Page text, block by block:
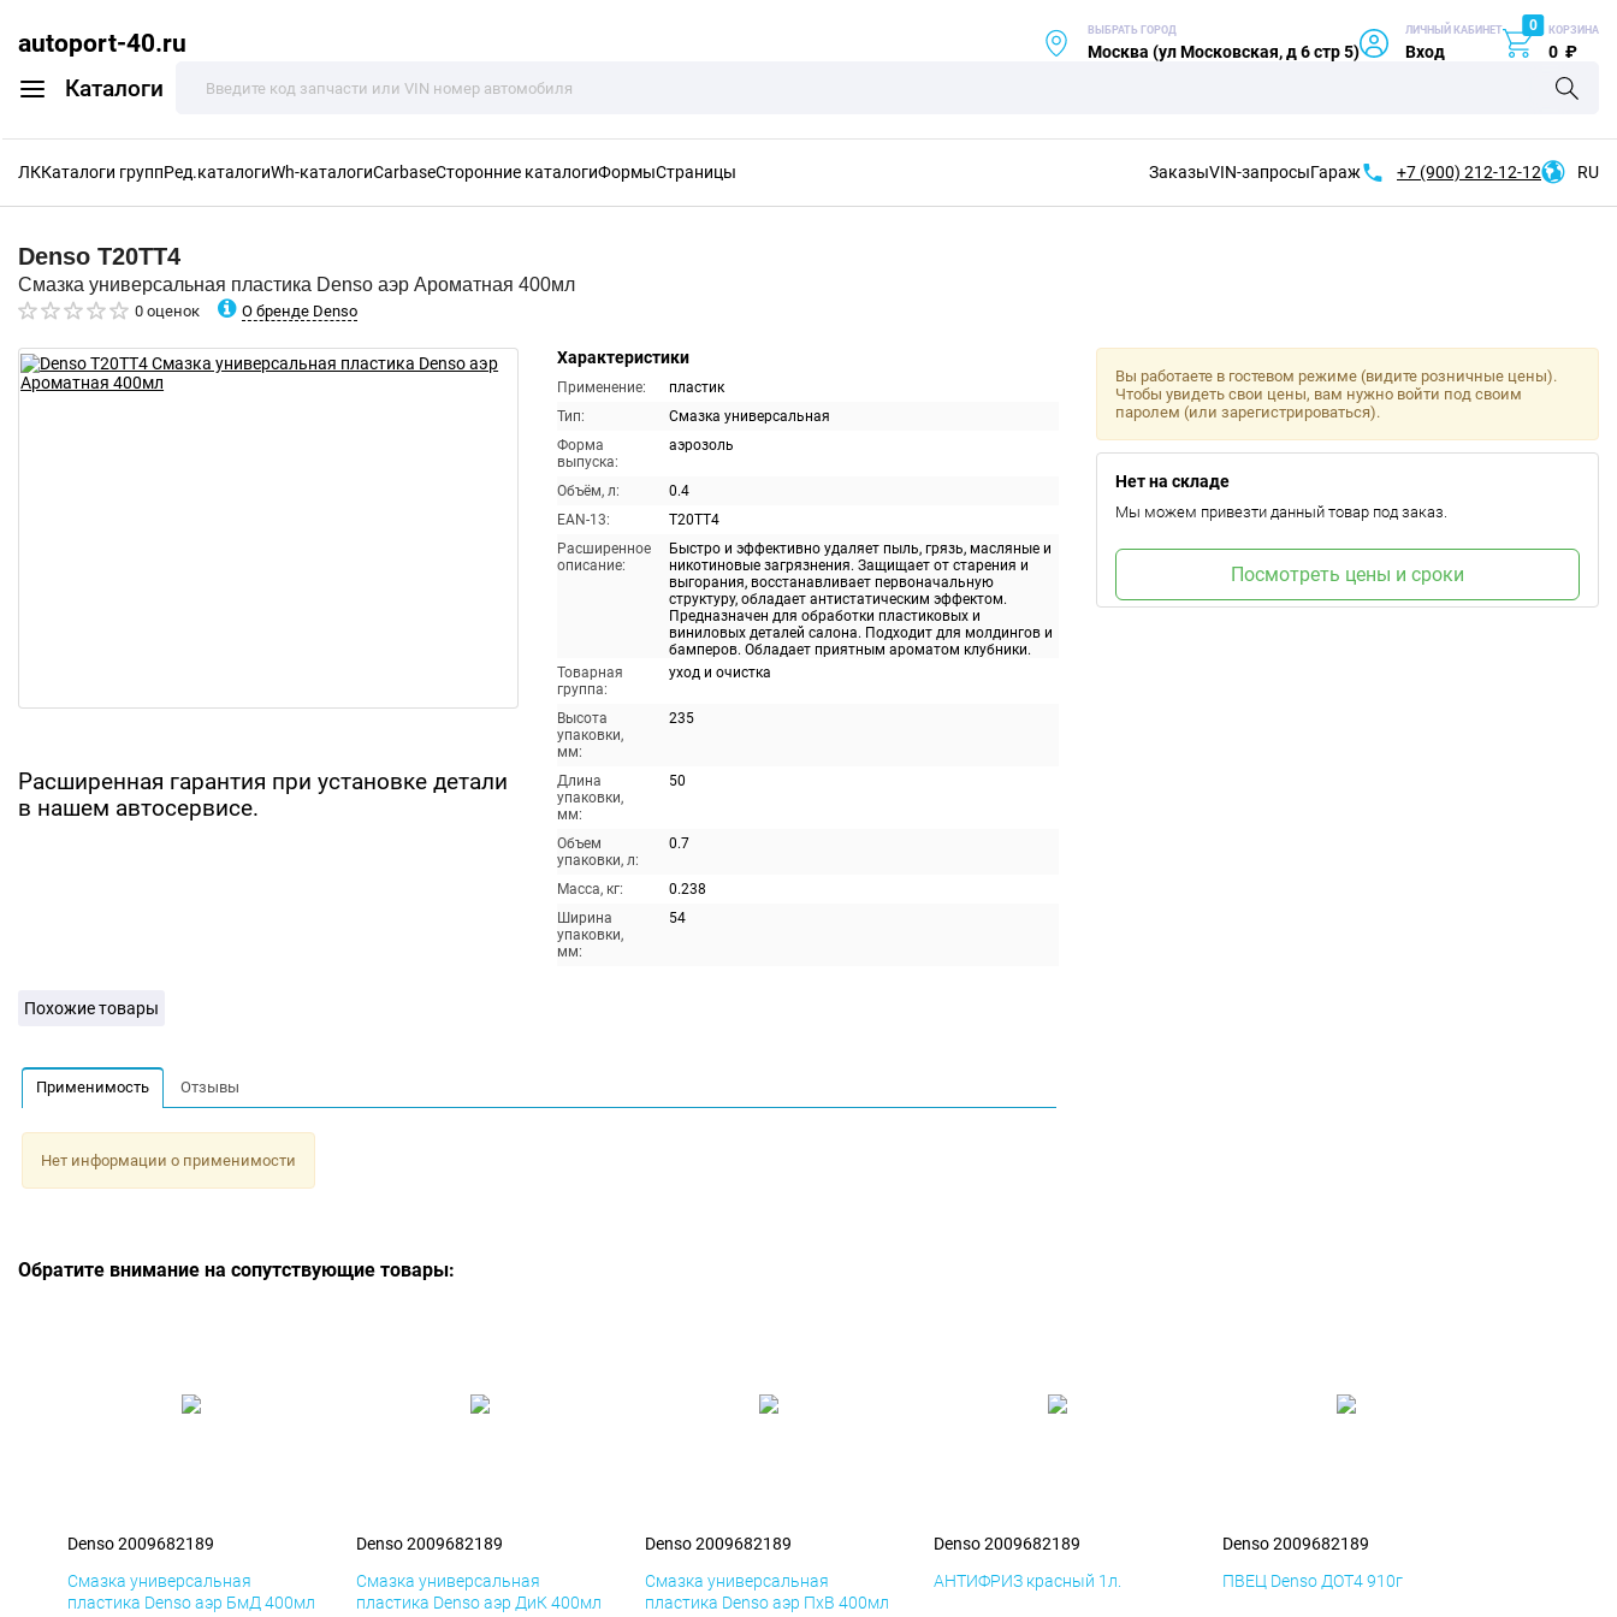
autoport-40.ru
Каталоги
ВЫБРАТЬ ГОРОД
Москва (ул Московская, д 6 стр 5)
ЛИЧНЫЙ КАБИНЕТ
Вход
0 КОРЗИНА
0 ₽
ЛККаталоги группРед.каталогиWh-каталогиCarbaseСторонние каталогиФормыСтраницы ЗаказыVIN-запросыГараж +7 (900) 212-12-12 RU
Denso T20TT4
Смазка универсальная пластика Denso аэр Ароматная 400мл
0 оценок О бренде Denso
Расширенная гарантия при установке детали
в нашем автосервисе.
Характеристики
Применение:
пластик
Тип:
Смазка универсальная
Форма
выпуска:
аэрозоль
Объём, л:
0.4
EAN-13:
T20TT4
Расширенное
описание:
Быстро и эффективно удаляет пыль, грязь, масляные и
никотиновые загрязнения. Защищает от старения и
выгорания, восстанавливает первоначальную
структуру, обладает антистатическим эффектом.
Предназначен для обработки пластиковых и
виниловых деталей салона. Подходит для молдингов и
бамперов. Обладает приятным ароматом клубники.
Товарная
группа:
уход и очистка
Высота
упаковки,
мм:
235
Длина
упаковки,
мм:
50
Объем
упаковки, л:
0.7
Масса, кг:
0.238
Ширина
упаковки,
мм:
54
Вы работаете в гостевом режиме (видите розничные цены).
Чтобы увидеть свои цены, вам нужно войти под своим
паролем (или зарегистрироваться).
Нет на складе
Мы можем привезти данный товар под заказ.
Посмотреть цены и сроки
Похожие товары
Применимость Отзывы
Нет информации о применимости
Обратите внимание на сопутствующие товары:
Denso 2009682189
Смазка универсальная
пластика Denso аэр БмД 400мл
Denso 2009682189
Смазка универсальная
пластика Denso аэр ДиК 400мл
Denso 2009682189
Смазка универсальная
пластика Denso аэр ПхВ 400мл
Denso 2009682189
АНТИФРИЗ красный 1л.
Denso 2009682189
ПВЕЦ Denso ДОТ4 910г